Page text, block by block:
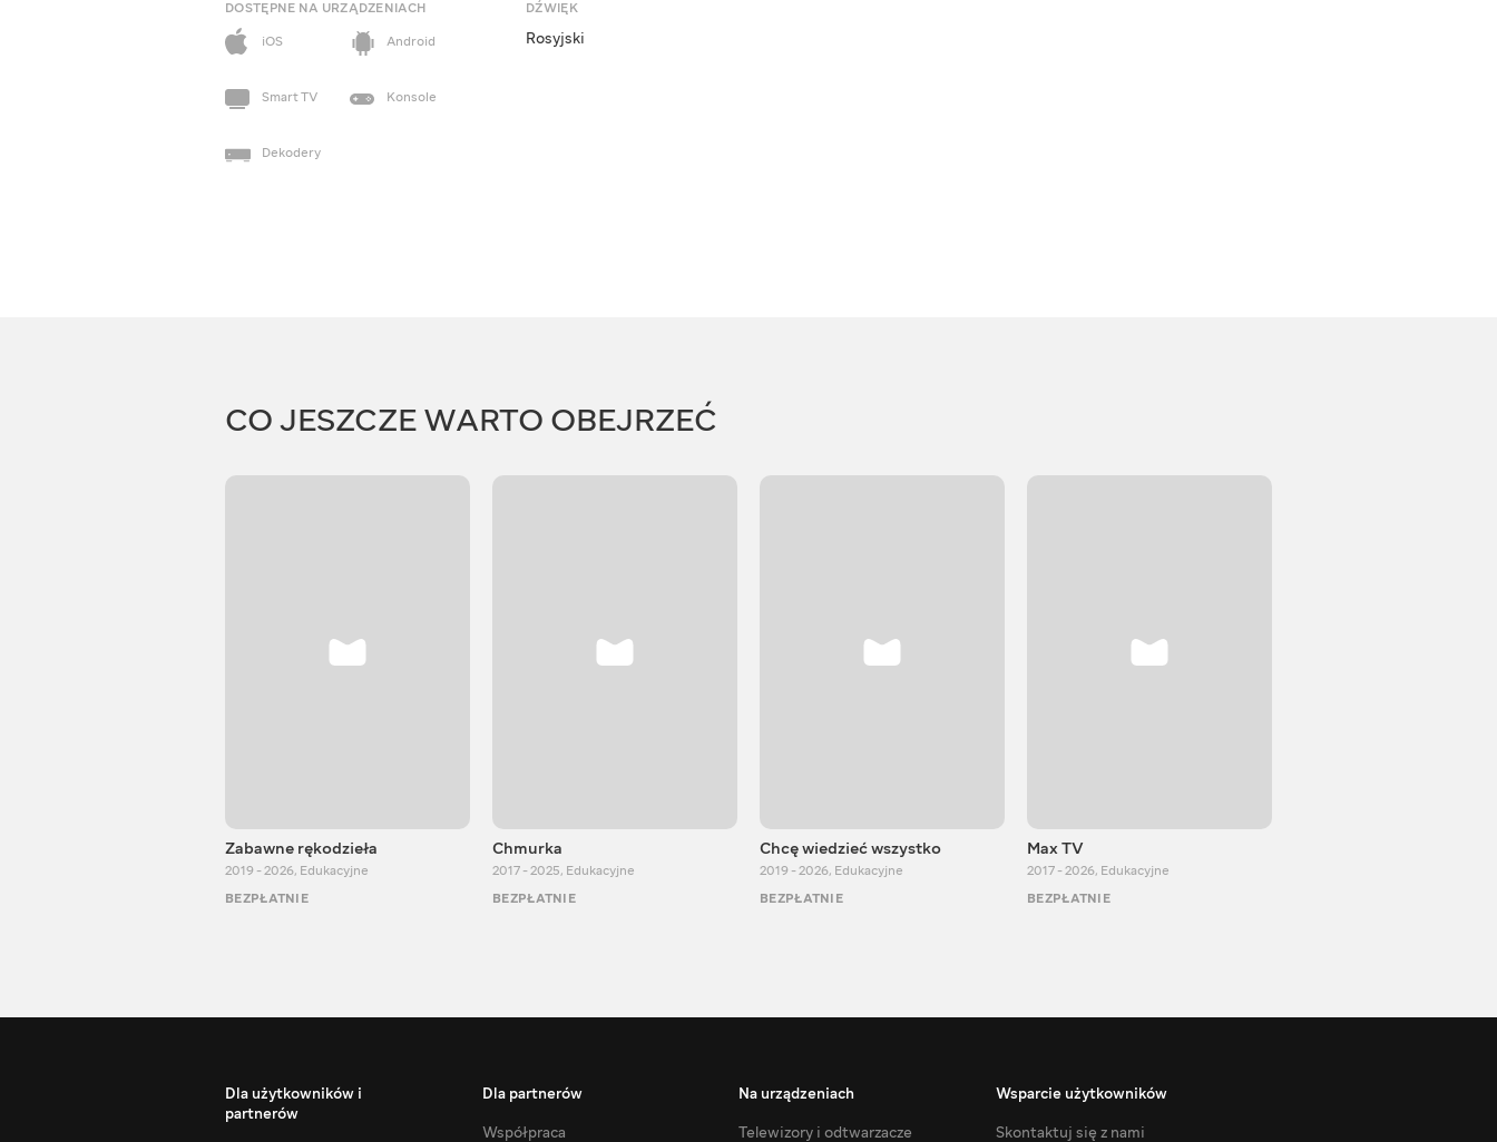
DOSTĘPNE NA URZĄDZENIACH
iOS
Android
Smart TV Konsole
Dekodery
DŹWIĘK
Rosyjski
CO JESZCZE WARTO OBEJRZEĆ
Zabawne rękodzieła
2019 - 2026, Edukacyjne
BEZPŁATNIE
Chmurka
2017 - 2025, Edukacyjne
BEZPŁATNIE
Chcę wiedzieć wszystko
2019 - 2026, Edukacyjne
BEZPŁATNIE
Max TV
2017 - 2026, Edukacyjne
BEZPŁATNIE
Dla użytkowników i
partnerów
Dla partnerów
Współpraca
Na urządzeniach
Telewizory i odtwarzacze
Wsparcie użytkowników
Skontaktuj się z nami